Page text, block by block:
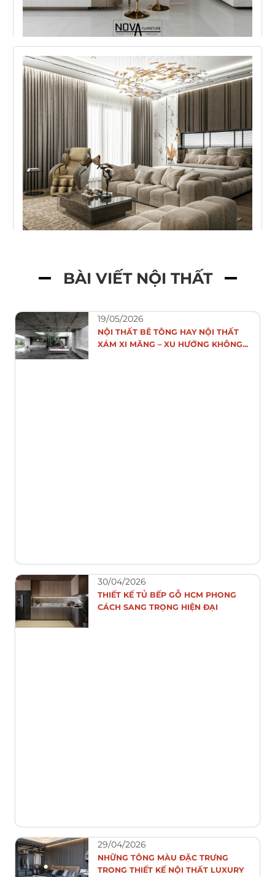
BÀI VIẾT NỘI THẤT
19/05/2026
NỘI THẤT BÊ TÔNG HAY NỘI THẤT
XÁM XI MĂNG – XU HƯỚNG KHÔNG...
30/04/2026
THIẾT KẾ TỦ BẾP GỖ HCM PHONG
CÁCH SANG TRỌNG HIỆN ĐẠI
29/04/2026
NHỮNG TÔNG MÀU ĐẶC TRƯNG
TRONG THIẾT KẾ NỘI THẤT LUXURY